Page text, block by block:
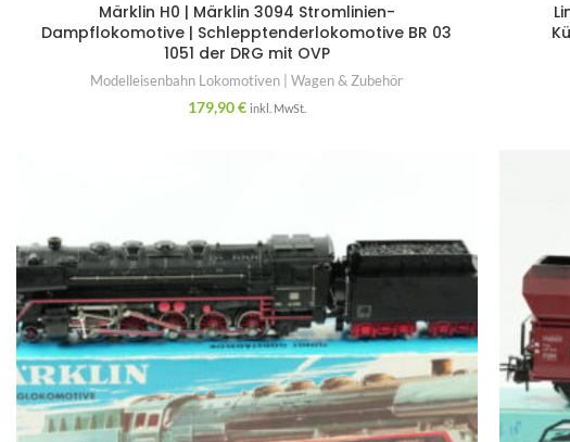
Märklin H0 | Märklin 3094 Stromlinien-
Dampflokomotive | Schlepptenderlokomotive BR 03
1051 der DRG mit OVP
Modelleisenbahn Lokomotiven | Wagen & Zubehör
179,90€ inkl. MwSt.